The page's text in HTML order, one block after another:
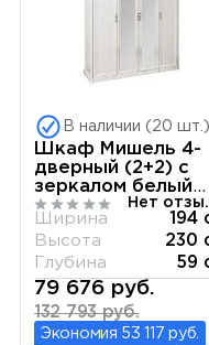
В наличии (20 шт.)
Шкаф Мишель 4-
дверный (2+2) с
зеркалом белый
матовый
Ширина
194
Высота
230
Глубина
59
79 676 руб.
132 793 руб.
Экономия 53 117 руб.